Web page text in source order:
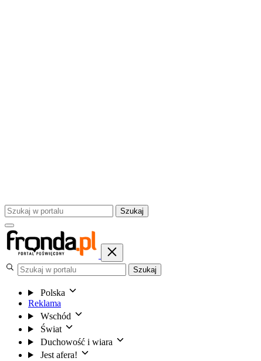
Szukaj
Szukaj
Polska
Reklama
Wschód
Świat
Duchowość i wiara
Jest afera!